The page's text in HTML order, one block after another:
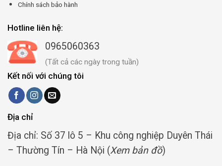
Chính sách bảo hành
Hotline liên hệ:
0965060363
(Tất cả các ngày trong tuần)
Kết nối với chúng tôi
Địa chỉ
Địa chỉ: Số 37 lô 5 – Khu công nghiệp Duyên Thái
– Thường Tín – Hà Nội (Xem bản đồ)